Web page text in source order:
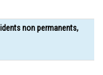
non permanents,